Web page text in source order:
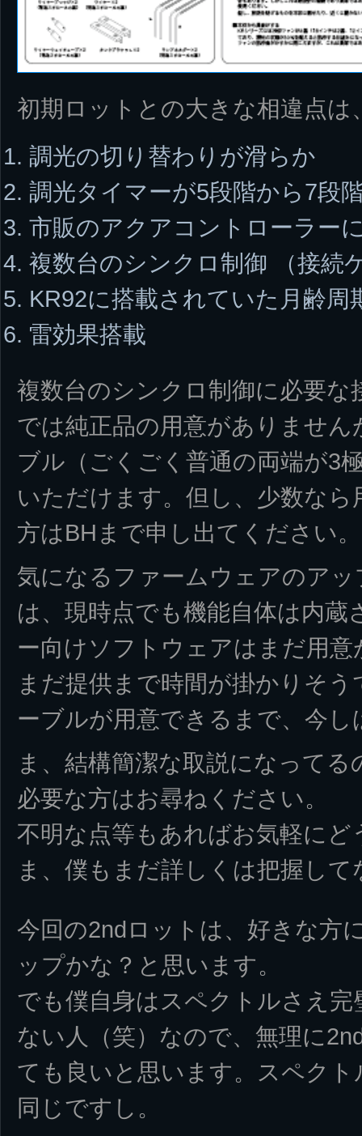
初期ロットとの大きな相違点は
調光の切り替わりが滑らか
調光タイマーが5段階から7段
市販のアクアコントローラー
複数台のシンクロ制御 （接続
KR92に搭載されていた月齢周
雷効果搭載
複数台のシンクロ制御に必要な
では純正品の用意がありませ
ブル（ごくごく普通の両端が3
いただけます。但し、少数な
方はBHまで申し出てください。
気になるファームウェアのア
は、現時点でも機能自体は内
ー向けソフトウェアはまだ用
まだ提供まで時間が掛かりそ
ーブルが用意できるまで、今
ま、結構簡潔な取説になって
必要な方はお尋ねください。
不明な点等もあればお気軽にど
ま、僕もまだ詳しくは把握し
今回の2ndロットは、好きな方
ップかな？と思います。
でも僕自身はスペクトルさえ
ない人（笑）なので、無理に
ても良いと思います。スペク
同じですし。